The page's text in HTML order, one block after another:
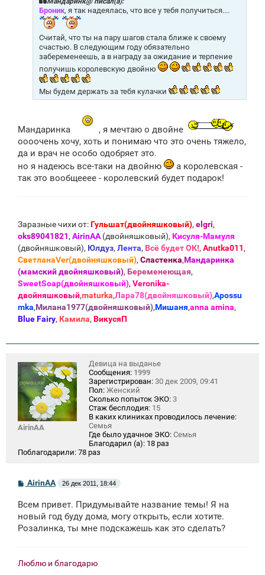
Броник, я так надеялась, что все у тебя получиться....
Считай, что ты на пару шагов стала ближе к своему
счастью. В следующим году обязательно
забеременеешь, а в награду за ожидание и терпение
получишь королевскую двойню
Мы будем держать за тебя кулачки
Мандаринка
, я мечтаю о двойне
оооочень хочу, хоть и понимаю что это очень тяжело,
да и врач не особо одобряет это.
но я надеюсь все-таки на двойню
а королевская -
так это вообщееее - королевский будет подарок!
Заразные чихи от:Гульшат(двойняшковый), elgri,
oks89041821, AirinAA(двойняшковый), Кисуля-Мамуля
(двойняшковый), Юлдуз, Лента, Всё будет ОК!, Anutka011,
СветланаVer(двойняшковый), Сластенка,Мандаринка
(мамский двойняшковый), Беременеющая,
SweetSoap(двойняшковый), Veronika-
двойняшковый,maturka,Лара78(двойняшковый),Apossu
mka,Милана1977(двойняшковый),Мишаня,anna amina,
Blue Fаiry, Камила, ВикусяП
AirinAA
Девица на выданье
Сообщения: 1999
Зарегистрирован: 30 дек 2009, 09:41
Пол: Женский
Сколько попыток ЭКО: 3
Стаж бесплодия: 15
В каких клиниках проводилось лечение:
Семья
Где было удачное ЭКО: Семья
Благодарил (а): 18 раз
Поблагодарили: 78 раз
С
б
щ
н
AirinAA 26 дек 2011, 18:44
Всем привет. Придумывайте название темы! Я на
новый год буду дома, могу открыть, если хотите.
Розалинка, ты мне подскажешь как это сделать?
Люблю и благодарю